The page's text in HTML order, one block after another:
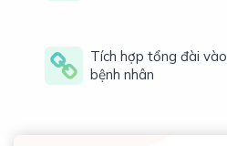
Tích hợp tổng đài
bệnh nhân